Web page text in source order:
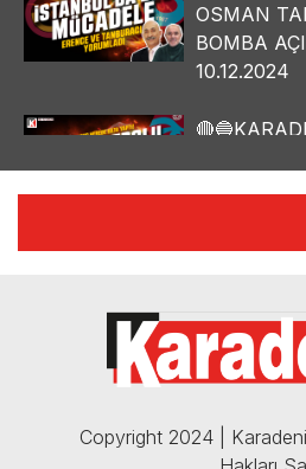
OSMAN
BOMBA
10.12.2024
05.12.2024
Copyright 2024 |